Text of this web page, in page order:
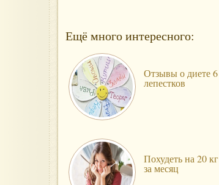
Ещё много интересного:
Отзывы о диете 6
лепестков
Похудеть на 20 кг
за месяц